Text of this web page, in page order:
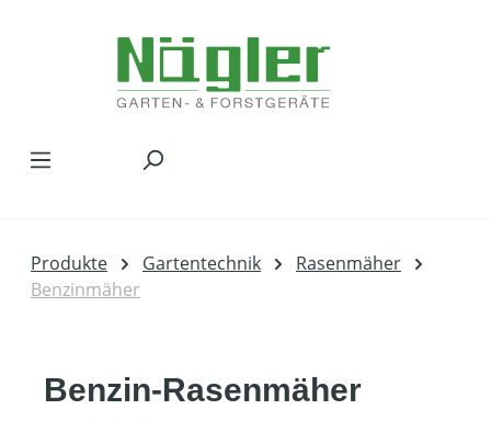
Produkte Gartentechnik
Rasenmäher
Benzinmäher
Benzin-Rasenmäher